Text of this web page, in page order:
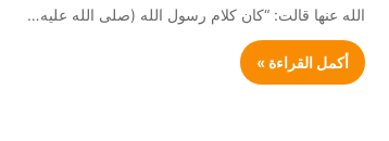
الله عنها قالت: “كان كلام رسول الله (صلى الله عليه…
أكمل القراءة »